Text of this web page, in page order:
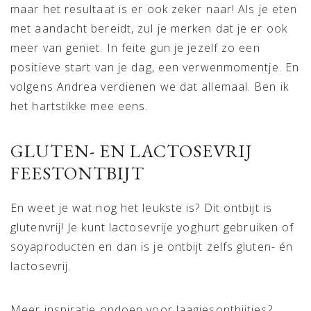
maar het resultaat is er ook zeker naar! Als je eten
met aandacht bereidt, zul je merken dat je er ook
meer van geniet. In feite gun je jezelf zo een
positieve start van je dag, een verwenmomentje. En
volgens Andrea verdienen we dat allemaal. Ben ik
het hartstikke mee eens.
GLUTEN- EN LACTOSEVRIJ
FEESTONTBIJT
En weet je wat nog het leukste is? Dit ontbijt is
glutenvrij! Je kunt lactosevrije yoghurt gebruiken of
soyaproducten en dan is je ontbijt zelfs gluten- én
lactosevrij.